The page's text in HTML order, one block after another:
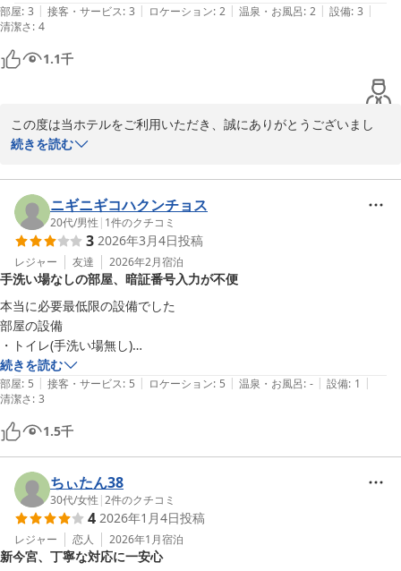
部屋: 3 | 接客・サービス: 3 | ロケーション: 2 | 温泉・お風呂: 2 | 設備: 3 |
清潔さ: 4
1.1千
この度は当ホテルをご利用いただき、誠にありがとうございまし
た。
かった点につきまして、心よりお礼申し上げます。
周囲の音につきましては、立地や建物構造上どうしても発生してし
まう場合がございますが、お客様に十分な安らぎをご提供できなか
ったことを大変心苦しく感じております。今後は、事前のご案内の
工夫や、館内環境の改善、防音対策の強化などに努めてまいりま
す。
この度は貴重なご意見をお寄せいただき、誠にありがとうございま
した。お客様のお声を真摯に受け止め、より安心してご利用いただ
けるホテルを目指し、スタッフ一同改善に努めてまいります。
ＢＡＫＵＲＯ － ＤＯＹＡＮＥＮ ＨＯＴＥＬＳ
2026-06-29
続きを読む
ニギニギコハクンチョス
20代/男性 | 1件のクチコミ
3 2026年3月4日投稿
レジャー 友達 2026年2月宿泊
手洗い場なしの部屋、暗証番号入力が不便
本当に必要最低限の設備でした
部屋の設備
・トイレ(手洗い場無し)
・冷蔵庫
・ベッド
以上
部屋は清潔感あったと思います
部屋の中に手洗い場が無いため 部屋の外にある 手洗い場を使うんです
そのため 部屋に入るための暗証番号を毎回入力するのダルすぎました
半ドアにするのも怖いし
ホテル利用客と鉢合わせるため ルームシェアしてる知り合いみたいな
感覚に陥りました 嫌な人も居るかもと思ったんでコメントとして残し
続きを読む
部屋: 5 | 接客・サービス: 5 | ロケーション: 5 | 温泉・お風呂: - | 設備: 1 |
清潔さ: 3
1.5千
ちぃたん38
30代/女性 |2件のクチコミ
4 2026年1月4日投稿
レジャー 恋人 2026年1月宿泊
新今宮、丁寧な対応に一安心